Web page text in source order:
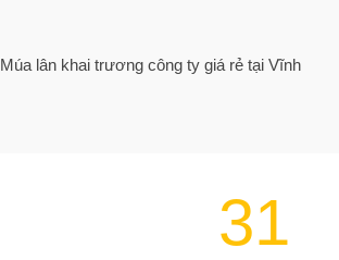
Múa lân khai trương công ty giá rẻ tại Vĩnh
31